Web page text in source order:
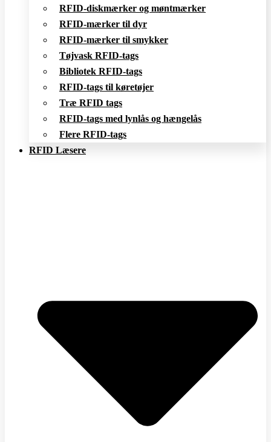
RFID-diskmærker og møntmærker
RFID-mærker til dyr
RFID-mærker til smykker
Tøjvask RFID-tags
Bibliotek RFID-tags
RFID-tags til køretøjer
Træ RFID tags
RFID-tags med lynlås og hængelås
Flere RFID-tags
RFID Læsere